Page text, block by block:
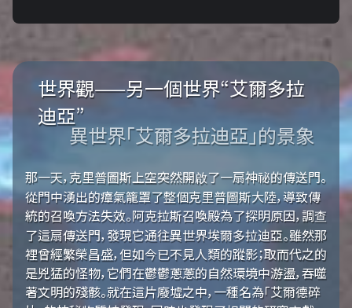
世界觀——另一個世界“艾爾多拉
迪亞”
異世界「艾爾多拉迪亞」的景象
那一天，克里普圖斯上空突然開啟了一扇神祕的傳送門。
從門中湧出的瘴氣籠罩了整個克里普圖斯大陸，導致傳
統的召喚方法失效。阿克拉斯召喚殿為了探明原因，調查
了這扇傳送門，發現它通往異世界埃爾多拉迪亞。雖然那
裡曾經繁榮昌盛，但如今已不見人類的蹤影；取而代之的
是兇猛的怪物，它們在鬱鬱蔥蔥的自然環境中游盪，吞噬
著文明的殘骸。就在這片廢墟之中，一種名為「艾爾德碎